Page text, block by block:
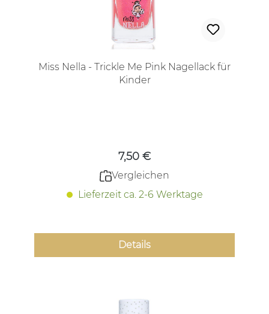
Miss Nella - Trickle Me Pink Nagellack für
Kinder
7,50 €
Vergleichen
Lieferzeit ca. 2-6 Werktage
Details